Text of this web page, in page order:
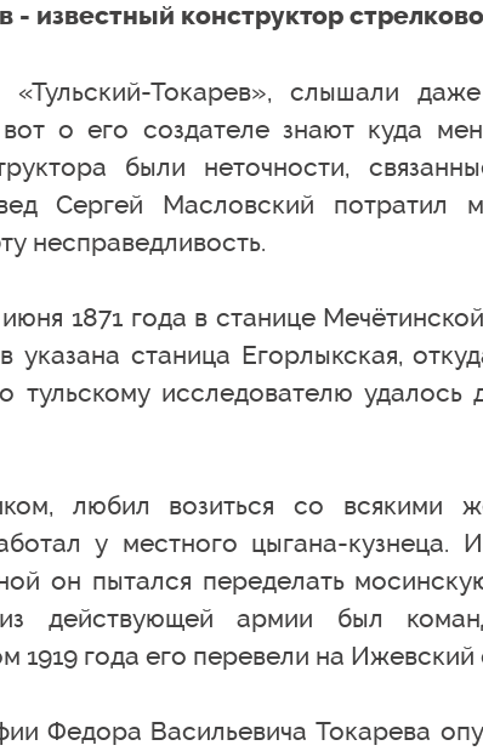
- известный конструктор
Токарев», слышали
о его создателе знают куда
были неточности,
Сергей Масловский потратил
несправедливость.
1871 года в станице
указана станица Егорлыкская,
исследователю удалось
любил возиться со всякими
у местного цыгана-кузнеца.
он пытался переделать
действующей армии был
1919 года его перевели на
Федора Васильевича Токарева